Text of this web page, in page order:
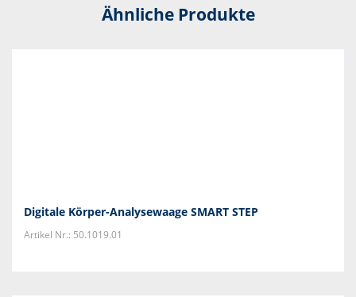
Ähnliche Produkte
Digitale Körper-Analysewaage SMART STEP
Artikel Nr.: 50.1019.01